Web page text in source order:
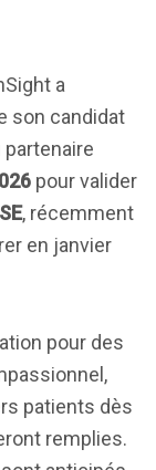
a
son candidat
pour valider
, récemment
en janvier
pour des
patients dès
remplies.